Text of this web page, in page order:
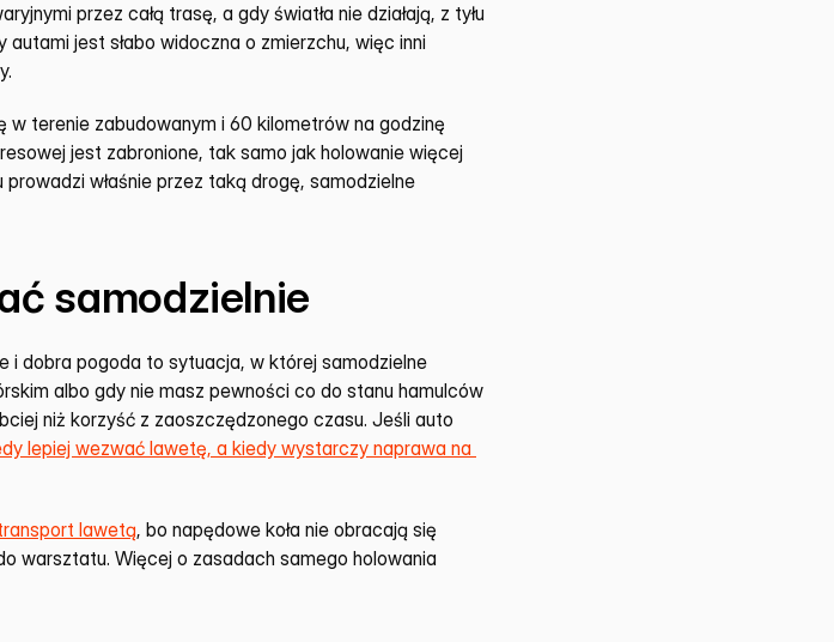
przez całą trasę, a gdy światła nie działają, z tyłu
jest słabo widoczna o zmierzchu, więc inni
terenie zabudowanym i 60 kilometrów na godzinę
jest zabronione, tak samo jak holowanie więcej
właśnie przez taką drogę, samodzielne
samodzielnie
i dobra pogoda to sytuacja, w której samodzielne
albo gdy nie masz pewności co do stanu hamulców
niż korzyść z zaoszczędzonego czasu. Jeśli auto
lepiej wezwać lawetę, a kiedy wystarczy naprawa na
lawetą, bo napędowe koła nie obracają się
warsztatu. Więcej o zasadach samego holowania